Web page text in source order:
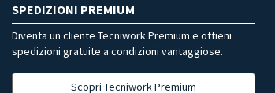
SPEDIZIONI PREMIUM
Diventa un cliente Tecniwork Premium e ottieni
spedizioni gratuite a condizioni vantaggiose.
Scopri Tecniwork Premium